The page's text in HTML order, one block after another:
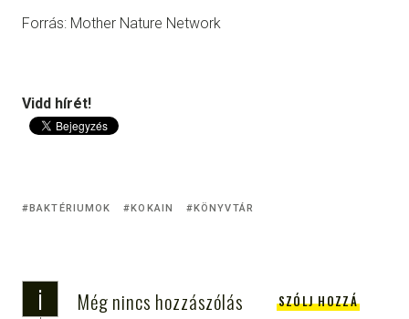
Forrás: Mother Nature Network
Vidd hírét!
BAKTÉRIUMOK KOKAIN KÖNYVTÁR
i Még nincs hozzászólás SZÓLJ HOZZÁ